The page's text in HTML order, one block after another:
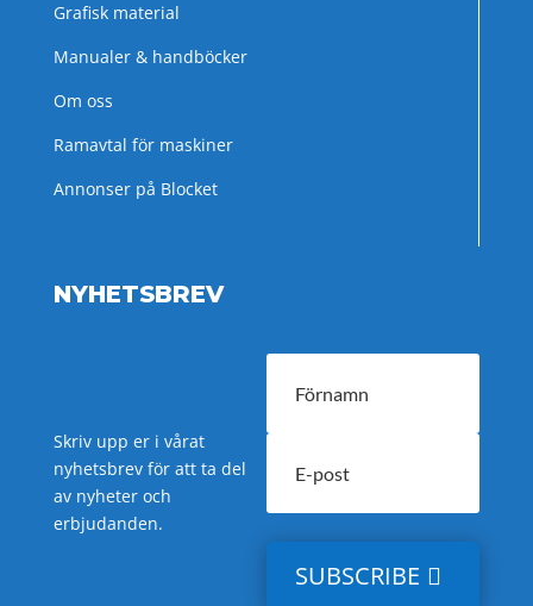
Grafisk material
Manualer & handböcker
Om oss
Ramavtal för maskiner
Annonser på Blocket
NYHETSBREV
Skriv upp er i vårat
nyhetsbrev för att ta del
av nyheter och
erbjudanden.
SUBSCRIBE